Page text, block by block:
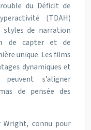
du Déficit de
(TDAH)
styles de narration
de capter et de
unique. Les films
dynamiques et
s’aligner
de pensée des
Wright, connu pour